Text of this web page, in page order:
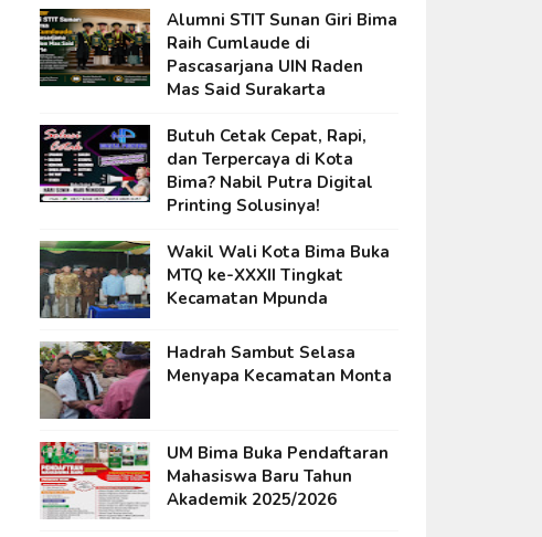
Alumni STIT Sunan Giri Bima
Raih Cumlaude di
Pascasarjana UIN Raden
Mas Said Surakarta
Butuh Cetak Cepat, Rapi,
dan Terpercaya di Kota
Bima? Nabil Putra Digital
Printing Solusinya!
Wakil Wali Kota Bima Buka
MTQ ke-XXXII Tingkat
Kecamatan Mpunda
Hadrah Sambut Selasa
Menyapa Kecamatan Monta
UM Bima Buka Pendaftaran
Mahasiswa Baru Tahun
Akademik 2025/2026